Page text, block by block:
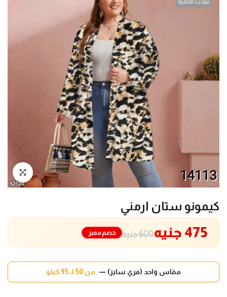
نفدت الكمية
انقر للتكبير
كيمونو ستان ارمني
600 جنيه 475 جنيه خصم مميز
مقاس واحد (فري سايز) — من 50 لـ 95 كيلو